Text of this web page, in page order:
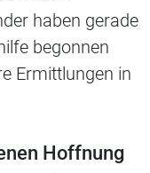
haben gerade
begonnen
Ermittlungen in
Hoffnung